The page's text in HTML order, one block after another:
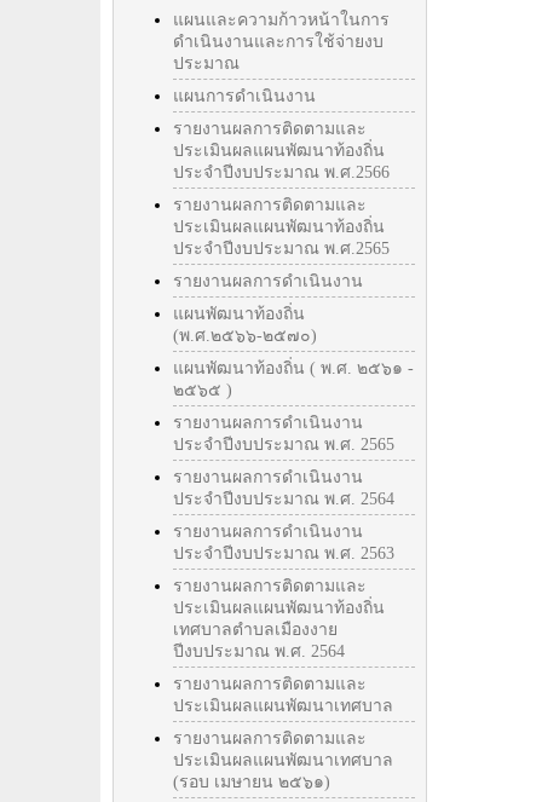
แผนและความก้าวหน้าในการ
ดำเนินงานและการใช้จ่ายงบ
ประมาณ
แผนการดำเนินงาน
รายงานผลการติดตามและ
ประเมินผลแผนพัฒนาท้องถิ่น
ประจำปีงบประมาณ พ.ศ.2566
รายงานผลการติดตามและ
ประเมินผลแผนพัฒนาท้องถิ่น
ประจำปีงบประมาณ พ.ศ.2565
รายงานผลการดำเนินงาน
แผนพัฒนาท้องถิ่น
(พ.ศ.๒๕๖๖-๒๕๗๐)
แผนพัฒนาท้องถิ่น ( พ.ศ. ๒๕๖๑ -
๒๕๖๕ )
รายงานผลการดำเนินงาน
ประจำปีงบประมาณ พ.ศ. 2565
รายงานผลการดำเนินงาน
ประจำปีงบประมาณ พ.ศ. 2564
รายงานผลการดำเนินงาน
ประจำปีงบประมาณ พ.ศ. 2563
รายงานผลการติดตามและ
ประเมินผลแผนพัฒนาท้องถิ่น
เทศบาลตำบลเมืองงาย
ปีงบประมาณ พ.ศ. 2564
รายงานผลการติดตามและ
ประเมินผลแผนพัฒนาเทศบาล
รายงานผลการติดตามและ
ประเมินผลแผนพัฒนาเทศบาล
(รอบ เมษายน ๒๕๖๑)